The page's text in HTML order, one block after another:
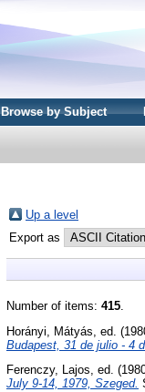
Browse by Subject
Up a level
Export as
Number of items: 415
Horányi, Mátyás , ed.
Budapest, 31 de julio - 4
Ferenczy, Lajos, ed.
July 9-14, 1979, Szeged.